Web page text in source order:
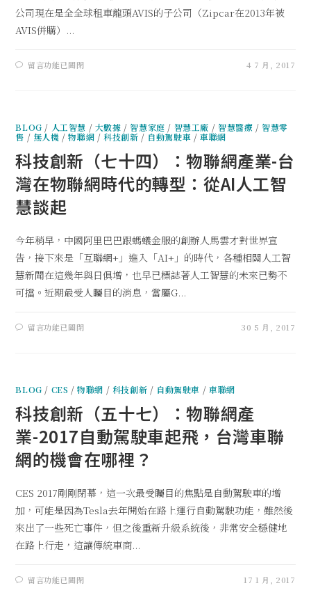
公司現在是全全球租車龍頭AVIS的子公司（Zipcar在2013年被
AVIS併購）...
留言功能已關閉 4 7 月, 2017
BLOG / 人工智慧 / 大數據 /智慧家庭 / 智慧工廠 / 智慧醫療 /智慧零
售 / 無人機 /物聯網 /科技創新 / 自動駕駛車 /車聯網
科技創新（七十四）：物聯網產業-台
灣在物聯網時代的轉型：從AI人工智
慧談起
今年稍早，中國阿里巴巴跟螞蟻金服的創辦人馬雲才對世界宣
告，接下來是「互聯網+」進入「AI+」的時代，各種相關人工智
慧新聞在這幾年與日俱增，也早已標誌著人工智慧的未來已勢不
可擋。近期最受人矚目的消息，當屬G...
留言功能已關閉 30 5 月, 2017
BLOG / CES /物聯網 / 科技創新 / 自動駕駛車 / 車聯網
科技創新（五十七）：物聯網產
業-2017自動駕駛車起飛，台灣車聯
網的機會在哪裡？
CES 2017剛剛閉幕，這一次最受矚目的焦點是自動駕駛車的增
加，可能是因為Tesla去年開始在路上運行自動駕駛功能，雖然後
來出了一些死亡事件，但之後重新升級系統後，非常安全穩健地
在路上行走，這讓傳統車商...
留言功能已關閉 17 1 月, 2017